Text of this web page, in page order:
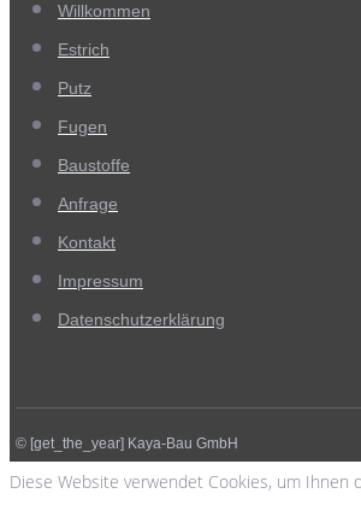
Willkommen
Estrich
Putz
Fugen
Baustoffe
Anfrage
Kontakt
Impressum
Datenschutzerklärung
© [get_the_year] Kaya-Bau GmbH
Diese Website verwendet Cookies, um Ihnen